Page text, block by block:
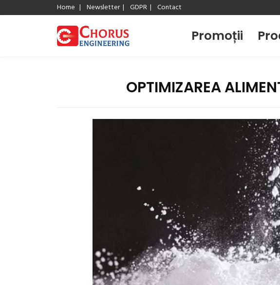
Home | Newsletter| GDPR | Contact
Promoții
OPTIMIZAREA